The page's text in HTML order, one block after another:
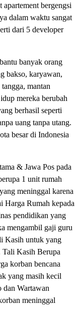
bergengsi
dalam waktu sangat
dari 5 developer
banyak orang
bakso, karyawan,
mantan
mereka berubah
berhasil seperti
uang tanpa utang.
besar di Indonesia
& Jawa Pos pada
1 unit rumah
meninggal karena
Harga Rumah kepada
pendidikan yang
mengambil gaji guru
Kasih untuk yang
Tali Kasih Berupa
korban bencana
yang masih kecil
dan Wartawan
meninggal